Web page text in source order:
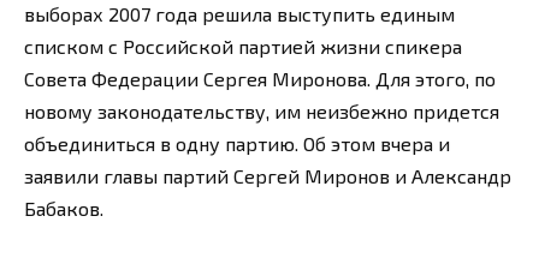
выборах 2007 года решила выступить единым
списком с Российской партией жизни спикера
Совета Федерации Сергея Миронова. Для этого, по
новому законодательству, им неизбежно придется
объединиться в одну партию. Об этом вчера и
заявили главы партий Сергей Миронов и Александр
Бабаков.